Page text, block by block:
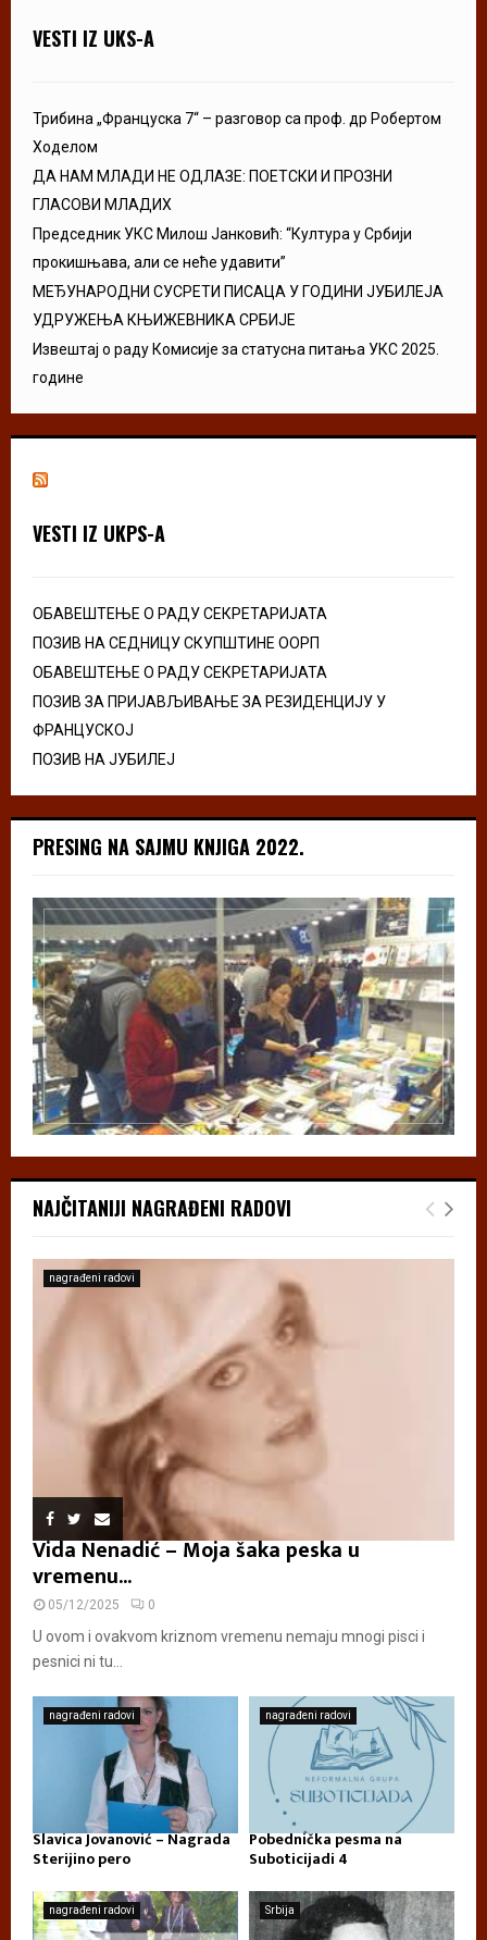
VESTI IZ UKS-A
Трибина „Француска 7“ – разговор са проф. др Робертом
Ходелом
ДА НАМ МЛАДИ НЕ ОДЛАЗЕ: ПОЕТСКИ И ПРОЗНИ
ГЛАСОВИ МЛАДИХ
Председник УКС Милош Јанковић: “Култура у Србији
прокишњава, али се неће удавити”
МЕЂУНАРОДНИ СУСРЕТИ ПИСАЦА У ГОДИНИ ЈУБИЛЕЈА
УДРУЖЕЊА КЊИЖЕВНИКА СРБИЈЕ
Извештај о раду Комисије за статусна питања УКС 2025.
године
VESTI IZ UKPS-A
ОБАВЕШТЕЊЕ О РАДУ СЕКРЕТАРИЈАТА
ПОЗИВ НА СЕДНИЦУ СКУПШТИНЕ ООРП
ОБАВЕШТЕЊЕ О РАДУ СЕКРЕТАРИЈАТА
ПОЗИВ ЗА ПРИЈАВЉИВАЊЕ ЗА РЕЗИДЕНЦИЈУ У
ФРАНЦУСКОЈ
ПОЗИВ НА ЈУБИЛЕЈ
PRESING NA SAJMU KNJIGA 2022.
NAJČITANIJI NAGRAĐENI RADOVI
nagrađeni radovi
Vida Nenadić – Moja šaka peska u
vremenu...
05/12/2025 0
U ovom i ovakvom kriznom vremenu nemaju mnogi pisci i
pesnici ni tu...
nagrađeni radovi
Slavica Jovanović – Nagrada
Sterijino pero
nagrađeni radovi
Pobednička pesma na
Suboticijadi 4
nagrađeni radovi Srbija